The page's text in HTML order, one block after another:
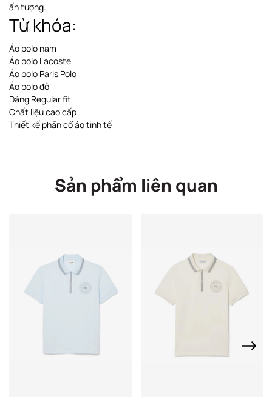
ấn tượng.
Từ khóa:
Áo polo nam
Áo polo Lacoste
Áo polo Paris Polo
Áo polo đỏ
Dáng Regular fit
Chất liệu cao cấp
Thiết kế phần cổ áo tinh tế
Sản phẩm liên quan